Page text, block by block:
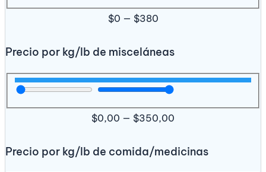
$0 — $380
Precio por kg/lb de misceláneas
$0,00 — $350,00
Precio por kg/lb de comida/medicinas